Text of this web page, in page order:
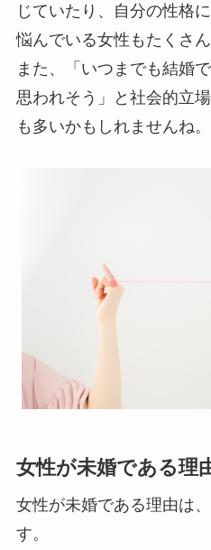
じていたり、自分の性格
悩んでいる女性もたくさん
また、「いつまでも結婚
思われそう」と社会的立
も多いかもしれませんね。
女性が未婚である理
女性が未婚である理由は
す。